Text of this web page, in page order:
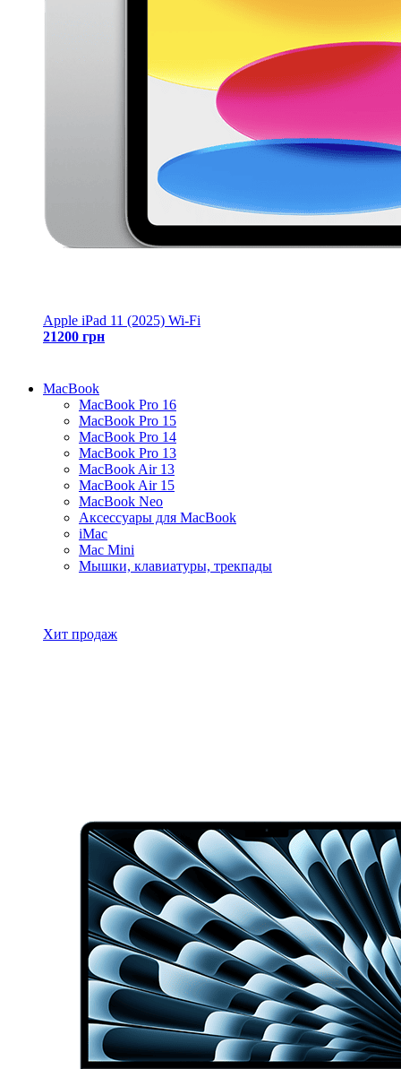
Apple iPad 11 (2025) Wi-Fi
21200 грн
MacBook
MacBook Pro 16
MacBook Pro 15
MacBook Pro 14
MacBook Pro 13
MacBook Air 13
MacBook Air 15
MacBook Neo
Аксессуары для MacBook
iMac
Mac Mini
Мышки, клавиатуры, трекпады
Хит продаж